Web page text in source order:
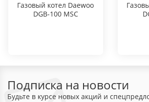
Газовый котел Daewoo
DGB-100 MSC
Подписка на новости
Будьте в курсе новых акций и